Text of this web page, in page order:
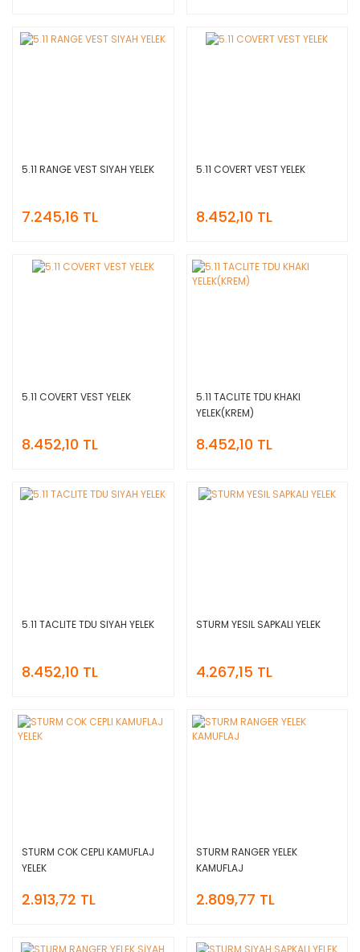
5.11 RANGE VEST SIYAH YELEK
7.245,16 TL
5.11 COVERT VEST YELEK
8.452,10 TL
5.11 COVERT VEST YELEK
8.452,10 TL
5.11 TACLITE TDU KHAKI
YELEK(KREM)
8.452,10 TL
5.11 TACLITE TDU SIYAH YELEK
8.452,10 TL
STURM YESIL SAPKALI YELEK
4.267,15 TL
STURM COK CEPLI KAMUFLAJ
YELEK
2.913,72 TL
STURM RANGER YELEK
KAMUFLAJ
2.809,77 TL